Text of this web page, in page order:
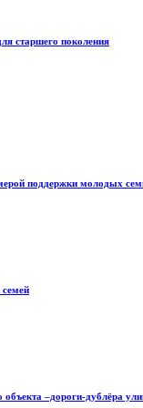
старшего поколения
поддержки молодых
объекта –дороги-дублёра